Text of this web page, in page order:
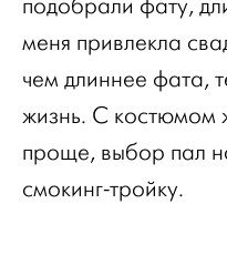
подобрали фату,
меня привлекла
чем длиннее фата,
жизнь. С костюмом
проще, выбор пал
смокинг-тройку.